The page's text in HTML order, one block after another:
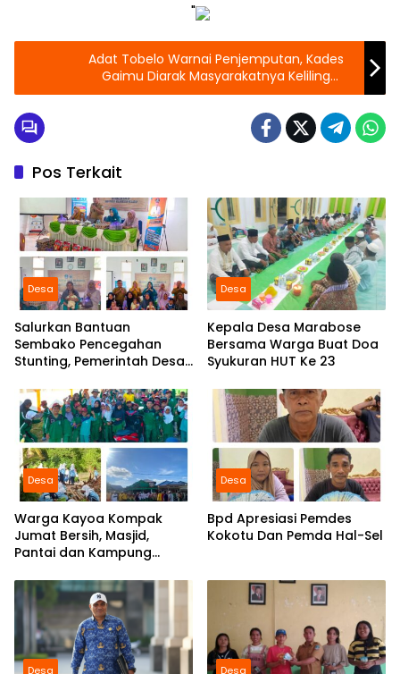
"
Adat Tobelo Warnai Penjemputan, Kades
Gaimu Diarak Masyarakatnya Keliling
Kampung.
Pos Terkait
Desa
Salurkan Bantuan
Sembako Pencegahan
Stunting, Pemerintah Desa
Komitmen Tingkatkan Gizi
Anak
Desa
Kepala Desa Marabose
Bersama Warga Buat Doa
Syukuran HUT Ke 23
Desa
Warga Kayoa Kompak
Jumat Bersih, Masjid,
Pantai dan Kampung
Desa
Bpd Apresiasi Pemdes
Kokotu Dan Pemda Hal-Sel
Desa Desa